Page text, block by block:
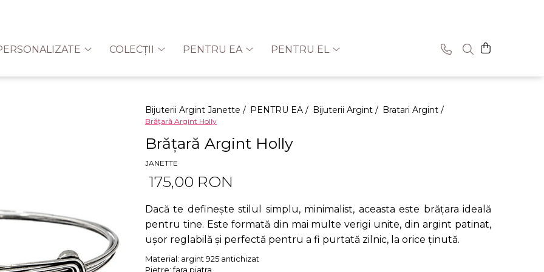
COLECȚII PENTRU EA PENTRU EL
Bijuterii Argint Janette / PENTRU EA / Bijuterii Argint / Bratari Argint /
Brățară Argint Holly
Brățară Argint Holly
JANETTE
175,00 RON
Dacă te definește stilul simplu, minimalist, aceasta este brățara ideală
pentru tine. Este formată din mai multe verigi unite, din argint patinat,
ușor reglabilă și perfectă pentru a fi purtată zilnic, la orice ținută.
Material: argint 925 antichizat
Pietre:fara piatra